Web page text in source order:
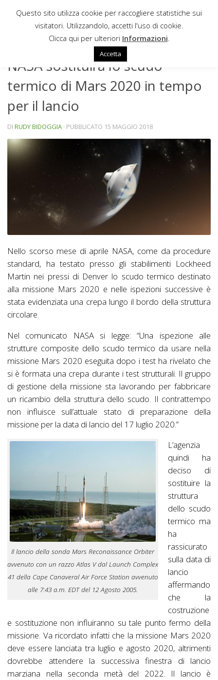
Sotto il contenuto
NASA sostituirà lo scudo
termico di Mars 2020 in tempo
per il lancio
DI RUDY BIDOGGIA · PUBBLICATO 15 MAGGIO 2018
Nello scorso mese di aprile NASA, come da procedure
standard, ha testato presso gli stabilimenti Lockheed
Martin nei pressi di Denver lo scudo termico destinato
alla missione Mars 2020 e nelle ispezioni successive è
stata evidenziata una crepa lungo il bordo della struttura
circolare.
Nel comunicato NASA si legge: “Una ispezione alle
strutture composite dello scudo termico da usare nella
missione Mars 2020 eseguita dopo i test ha rivelato che
si è formata una crepa durante i test strutturali. Il gruppo
di gestione della missione sta lavorando per fabbricare
un ricambio della struttura dello scudo. Il contrattempo
non influisce sull’attuale stato di preparazione della
missione per la data di lancio del 17 luglio 2020.”
Il lancio della sonda Mars Reconaissance Orbiter
avvenuto con un razzo Atlas V dal Launch Complex
41 della Cape Canaveral Air Force Station avvenuto
alle 7:43 a.m. EDT del 12 Agosto 2005.
L’agenzia
quindi ha
deciso di
sostituire la
struttura
dello scudo
termico ma
ha
rassicurato
sulla data di
lancio
affermando
che la
costruzione
e sostituzione non influiranno su tale punto fermo della
missione. Va ricordato infatti che la missione Mars 2020
deve essere lanciata tra luglio e agosto 2020, altrimenti
dovrebbe attendere la successiva finestra di lancio
marziana nella seconda metà del 2022. Il lancio è
Questo sito utilizza cookie per raccogliere statistiche sui
visitatori. Utilizzandolo, accetti l'uso di cookie.
Clicca qui per ulteriori Informazioni
Accetta